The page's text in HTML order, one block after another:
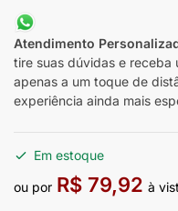
Atendimento
tire suas dúvidas e receba
apenas a um toque de
experiência ainda mais
Em estoque
ou por R$ 79,92 à